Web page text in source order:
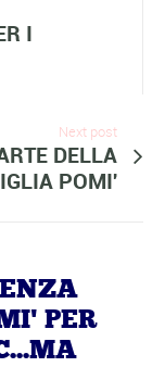
I
Next post
DELLA
POMI'
PER